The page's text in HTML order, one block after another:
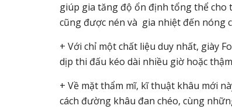
giúp gia tăng độ ổn định tổng thể cho
cũng được nén và gia nhiệt đến nóng
+ Với chỉ một chất liệu duy nhất, giày
dịp thi đấu kéo dài nhiều giờ hoặc
+ Về mặt thẩm mĩ, kĩ thuật khâu mới
cách đường khâu đan chéo, cùng